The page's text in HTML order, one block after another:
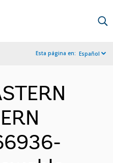
Esta página en: Español